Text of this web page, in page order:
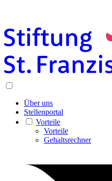
Über uns
Stellenportal
Vorteile
Vorteile
Gehaltsrechner